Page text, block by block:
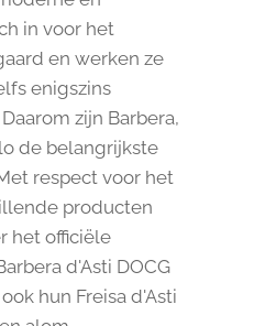
in voor het
en werken ze
enigszins
zijn Barbera,
de belangrijkste
respect voor het
producten
het officiële
d'Asti DOCG
hun Freisa d'Asti